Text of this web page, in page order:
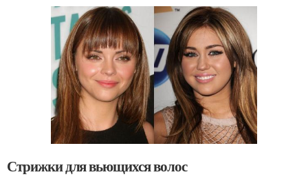
Стрижки для вьющихся волос